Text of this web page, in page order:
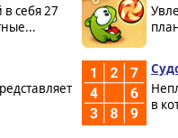
себя 27
в